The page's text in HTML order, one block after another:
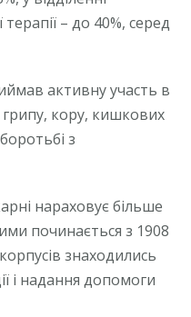
терапії – до 40%, серед
активну участь в
грипу, кору, кишкових
з
нараховує більше
починається з 1908
знаходились
і надання допомоги